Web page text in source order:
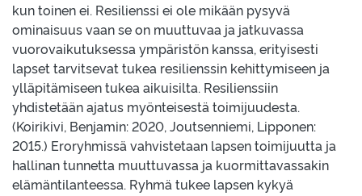
kun toinen ei. Resilienssi ei ole mikään pysyvä
ominaisuus vaan se on muuttuvaa ja jatkuvassa
vuorovaikutuksessa ympäristön kanssa, erityisesti
lapset tarvitsevat tukea resilienssin kehittymiseen ja
ylläpitämiseen tukea aikuisilta. Resilienssiin
yhdistetään ajatus myönteisestä toimijuudesta.
(Koirikivi, Benjamin: 2020, Joutsenniemi, Lipponen:
2015.) Eroryhmissä vahvistetaan lapsen toimijuutta ja
hallinan tunnetta muuttuvassa ja kuormittavassakin
elämäntilanteessa. Ryhmä tukee lapsen kykyä